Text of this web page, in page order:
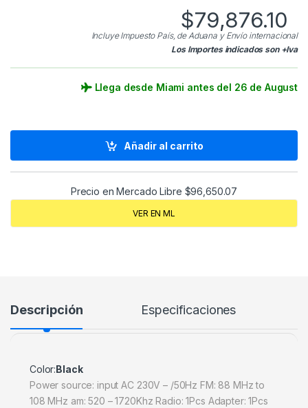
$79,876.10
Incluye Impuesto País, de Aduana y Envío internacional
Los Importes indicados son +Iva
Llega desde Miami antes del 26 de August
Añadir al carrito
Precio en Mercado Libre $96,650.07
VER EN ML
Descripción Especificaciones
Color:Black
Power source: input AC 230V – /50Hz FM: 88 MHz to
108 MHz am: 520 – 1720Khz Radio: 1Pcs Adapter: 1Pcs